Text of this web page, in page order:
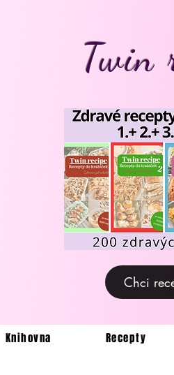
Twin
Chci
Knihovna Recepty